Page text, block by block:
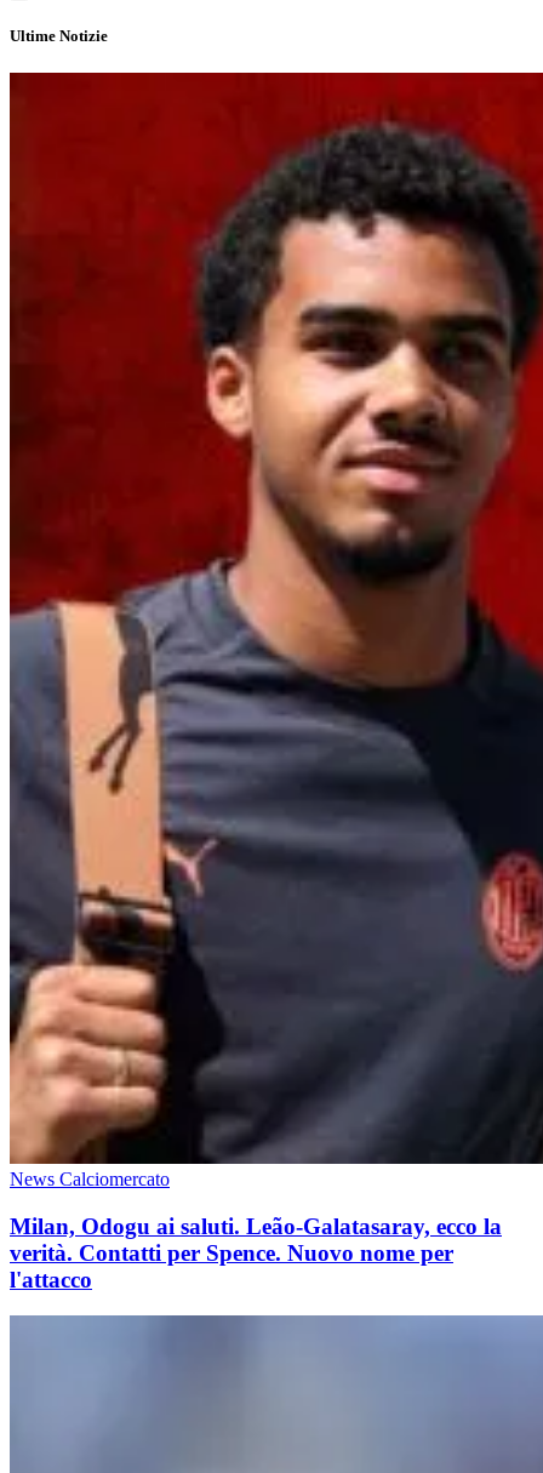
Ultime Notizie
News Calciomercato
Milan, Odogu ai saluti. Leão-Galatasaray, ecco la
verità. Contatti per Spence. Nuovo nome per
l'attacco